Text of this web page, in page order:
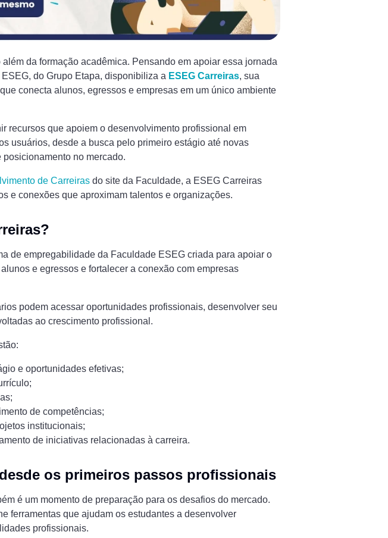
da formação acadêmica. Pensando em apoiar essa jornada
do Grupo Etapa, disponibiliza a ESEG Carreiras, sua
conecta alunos, egressos e empresas em um único ambiente
recursos que apoiem o desenvolvimento profissional em
usuários, desde a busca pelo primeiro estágio até novas
no mercado.
de Carreiras do site da Faculdade, a ESEG Carreiras
e conexões que aproximam talentos e organizações.
de empregabilidade da Faculdade ESEG criada para apoiar o
e egressos e fortalecer a conexão com empresas
podem acessar oportunidades profissionais, desenvolver seu
ao crescimento profissional.
e oportunidades efetivas;
de competências;
institucionais;
de iniciativas relacionadas à carreira.
os primeiros passos profissionais
é um momento de preparação para os desafios do mercado.
ferramentas que ajudam os estudantes a desenvolver
profissionais.